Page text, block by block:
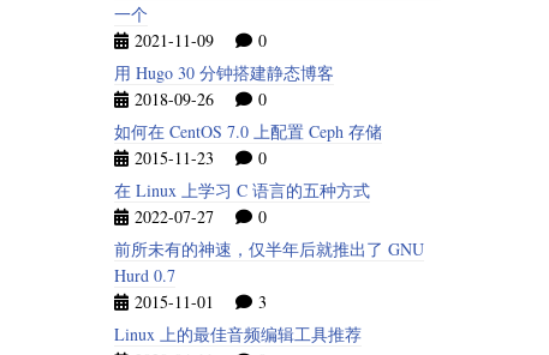
一个
2021-11-09
0
用 Hugo 30 分钟搭建静态博客
2018-09-26
0
如何在 CentOS 7.0 上配置 Ceph 存储
2015-11-23
0
在 Linux 上学习 C 语言的五种方式
2022-07-27
0
前所未有的神速，仅半年后就推出了 GNU
Hurd 0.7
2015-11-01
3
Linux 上的最佳音频编辑工具推荐